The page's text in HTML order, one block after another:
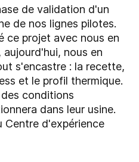
de validation d'un
de nos lignes pilotes.
ce projet avec nous en
nous en
s'encastre : la recette,
et le profil thermique.
conditions
dans leur usine.
d'expérience